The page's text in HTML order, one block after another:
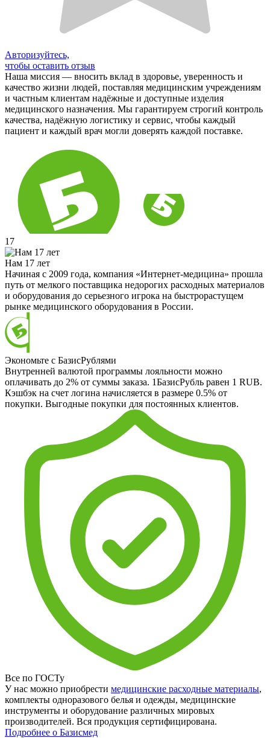
Авторизуйтесь,
чтобы оставить отзыв
Наша миссия — вносить вклад в здоровье, уверенность и
качество жизни людей, поставляя медицинским учреждениям
и частным клиентам надёжные и доступные изделия
медицинского назначения. Мы гарантируем строгий контроль
качества, надёжную логистику и сервис, чтобы каждый
пациент и каждый врач могли доверять каждой поставке.
17
Нам 17 лет
Начиная с 2009 года, компания «Интернет-медицина» прошла
путь от мелкого поставщика недорогих расходных материалов
и оборудования до серьезного игрока на быстрорастущем
рынке медицинского оборудования в России.
Экономьте с БазисРублями
Внутренней валютой программы лояльности можно
оплачивать до 2% от суммы заказа. 1БазисРубль равен 1 RUB.
Кэшбэк на счет логина начисляется в размере 0.5% от
покупки. Выгодные покупки для постоянных клиентов.
Все по ГОСТу
У нас можно приобрести медицинские расходные материалы,
комплекты одноразового белья и одежды, медицинские
инструменты и оборудование различных мировых
производителей. Вся продукция сертифицирована.
Подробнее о Базисмед